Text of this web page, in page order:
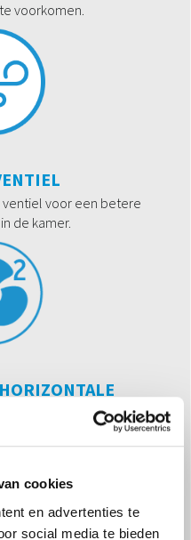
cookies
en advertenties te
social media te bieden
voorkomen.
voor een betere
de kamer.
OSCILLATIE
van rechts naar links